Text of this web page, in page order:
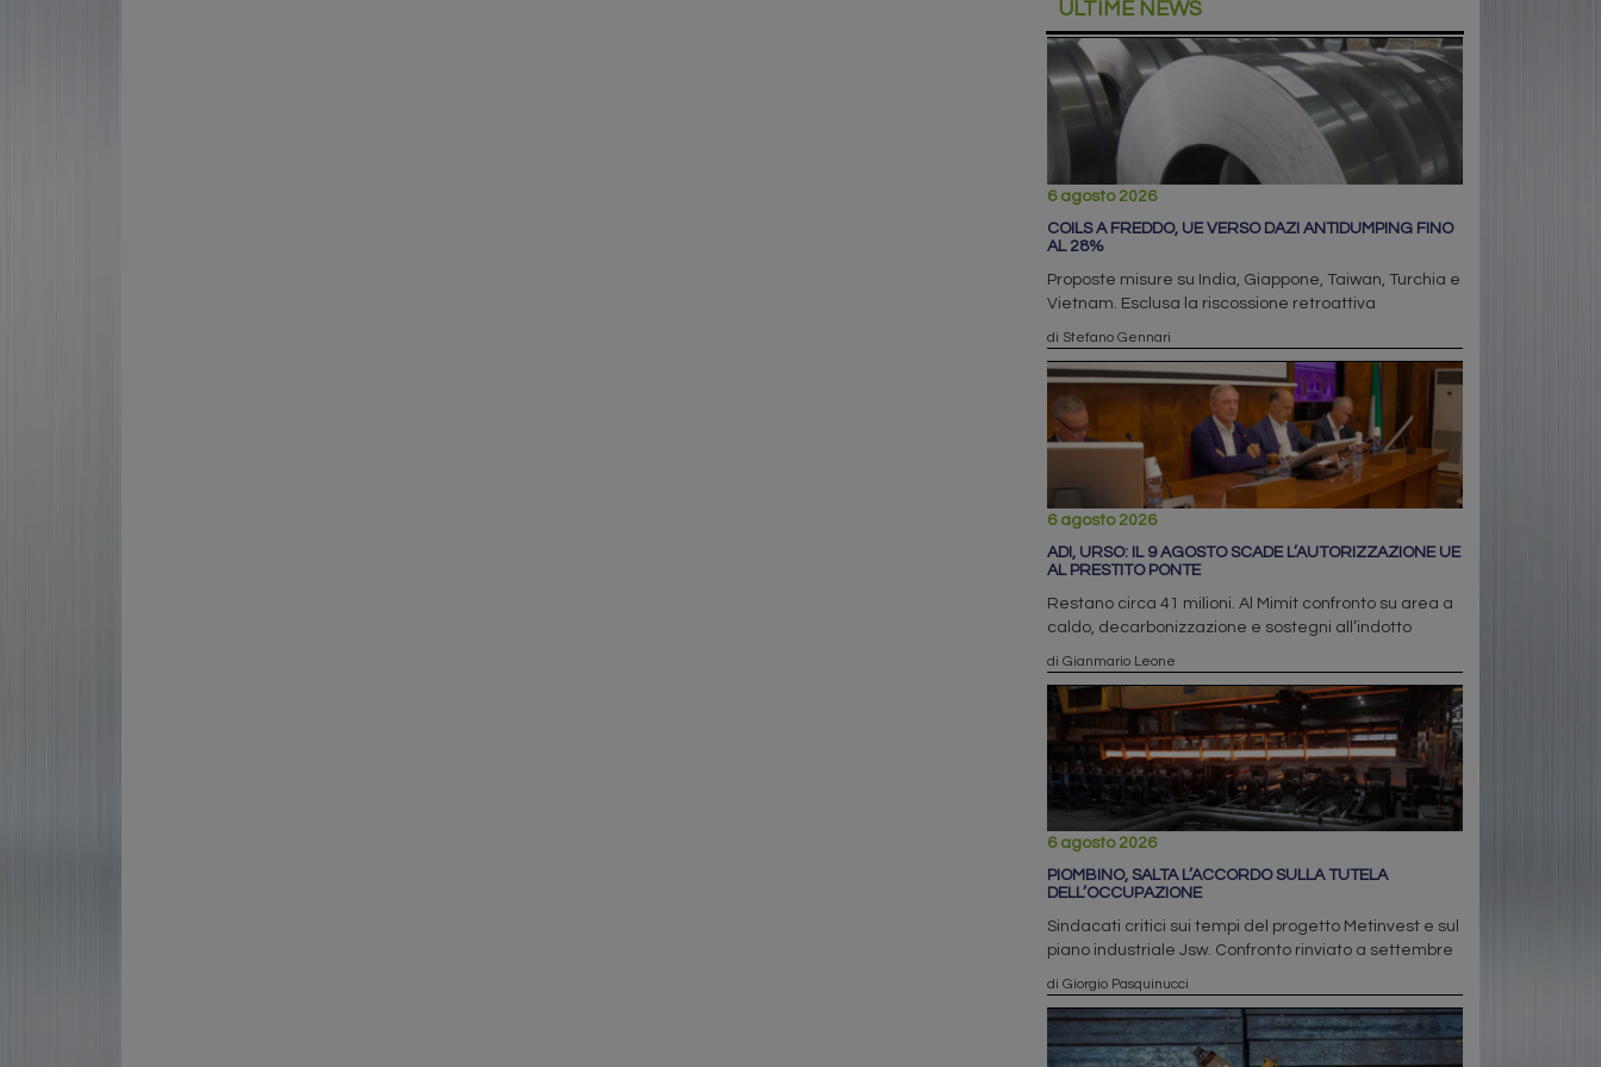
ULTIME NEWS
6 agosto 2026
COILS A FREDDO, UE VERSO DAZI ANTIDUMPING FINO
AL 28%
Proposte misure su India, Giappone, Taiwan, Turchia e
Vietnam. Esclusa la riscossione retroattiva
di Stefano Gennari
6 agosto 2026
ADI, URSO: IL 9 AGOSTO SCADE L’AUTORIZZAZIONE UE
AL PRESTITO PONTE
Restano circa 41 milioni. Al Mimit confronto su area a
caldo, decarbonizzazione e sostegni all’indotto
di Gianmario Leone
6 agosto 2026
PIOMBINO, SALTA L’ACCORDO SULLA TUTELA
DELL’OCCUPAZIONE
Sindacati critici sui tempi del progetto Metinvest e sul
piano industriale Jsw. Confronto rinviato a settembre
di Giorgio Pasquinucci